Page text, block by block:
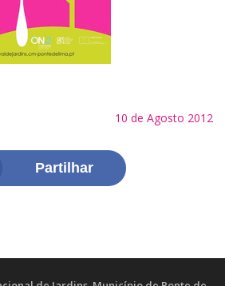
10 de Agosto 2012
Partilhar